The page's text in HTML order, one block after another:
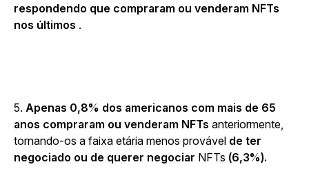
respondendo que compraram ou venderam NFTs
nos últimos .
5. Apenas 0,8% dos americanos com mais de 65
anos compraram ou venderam NFTs anteriormente,
tornando-os a faixa etária menos provável de ter
negociado ou de querer negociar NFTs (6,3%).